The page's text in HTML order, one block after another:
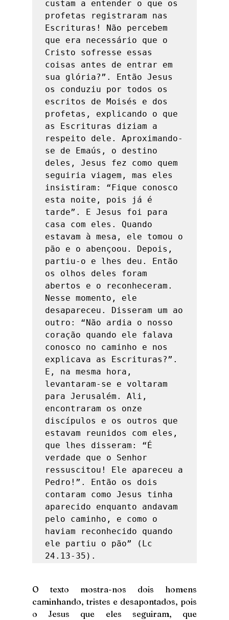
custam a entender o que os
profetas registraram nas
Escrituras! Não percebem
que era necessário que o
Cristo sofresse essas
coisas antes de entrar em
sua glória?”. Então Jesus
os conduziu por todos os
escritos de Moisés e dos
profetas, explicando o que
as Escrituras diziam a
respeito dele. Aproximando-
se de Emaús, o destino
deles, Jesus fez como quem
seguiria viagem, mas eles
insistiram: “Fique conosco
esta noite, pois já é
tarde”. E Jesus foi para
casa com eles. Quando
estavam à mesa, ele tomou o
pão e o abençoou. Depois,
partiu-o e lhes deu. Então
os olhos deles foram
abertos e o reconheceram.
Nesse momento, ele
desapareceu. Disseram um ao
outro: “Não ardia o nosso
coração quando ele falava
conosco no caminho e nos
explicava as Escrituras?”.
E, na mesma hora,
levantaram-se e voltaram
para Jerusalém. Ali,
encontraram os onze
discípulos e os outros que
estavam reunidos com eles,
que lhes disseram: “É
verdade que o Senhor
ressuscitou! Ele apareceu a
Pedro!”. Então os dois
contaram como Jesus tinha
aparecido enquanto andavam
pelo caminho, e como o
haviam reconhecido quando
ele partiu o pão” (Lc
24.13-35).
O texto mostra-nos dois homens
caminhando, tristes e desapontados, pois
o Jesus que eles seguiram, que